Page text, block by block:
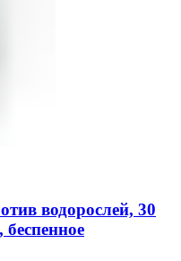
водорослей, 30